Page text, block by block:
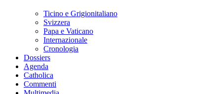
Ticino e Grigionitaliano
Svizzera
Papa e Vaticano
Internazionale
Cronologia
Dossiers
Agenda
Catholica
Commenti